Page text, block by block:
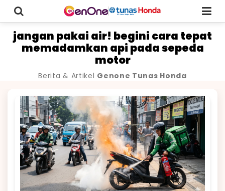
jangan pakai air! begini cara tepat
memadamkan api pada sepeda
motor
Berita & Artikel Genone Tunas Honda